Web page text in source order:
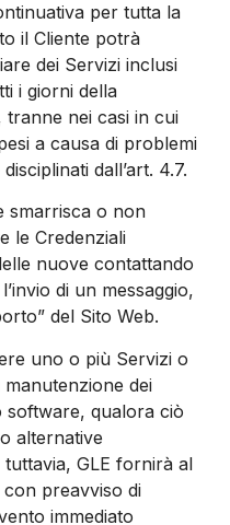
per tutta la
il Cliente potrà
dei Servizi inclusi
i giorni della
nei casi in cui
a causa di problemi
dall’art. 4.7.
smarrisca o non
le Credenziali
nuove contattando
di un messaggio,
del Sito Web.
uno o più Servizi o
manutenzione dei
qualora ciò
alternative
GLE fornirà al
preavviso di
immediato